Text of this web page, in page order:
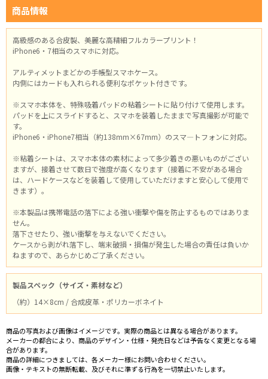
商品情報
高級感のある合皮製、美麗な高精細フルカラープリント！
iPhone6・7相当のスマホに対応。
アルティメットまどかの手帳型スマホケース。
内側にはカードも入れられる便利なポケット付きです。
※スマホ本体を、特殊吸着パッドの粘着シートに貼り付けて使用します。
パッドを上にスライドすると、スマホを装着したままで写真撮影が可能で
す。
iPhone6・iPhone7相当（約138mm×67mm）のスマ―トフォンに対応。
※粘着シートは、スマホ本体の素材によって多少着きの悪いものがござい
ますが、接着させて数日で強度が高くなります（接着に不安がある場合
は、ハードケースなどを装着して使用していただけますと安心して使用で
きます）。
※本製品は携帯電話の落下による強い衝撃や傷を防止するものではありま
せん。
落下させたり、強い衝撃を与えないでください。
ケースから剥がれ落下し、端末破損・損傷が発生した場合の責任は負いか
ねますので、あらかじめご了承ください。
製品スペック（サイズ・素材など）
（約）14×8cm / 合成皮革・ポリカーボネイト
商品の写真および画像はイメージです。実際の商品とは異なる場合があります。
メーカーの都合により、商品のデザイン・仕様・発売日などは予告なく変更となる場
合があります。
商品の詳細につきましては、各メーカー様にお問い合わせください。
画像・テキストの無断転載、及びそれに準ずる行為を一切禁止いたします。